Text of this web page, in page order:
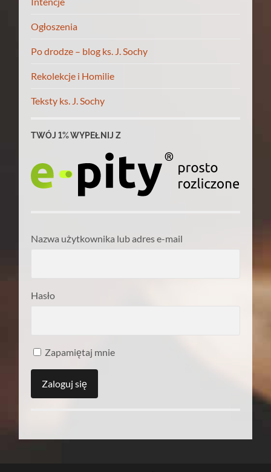
Ogłoszenia
Po drodze – blog ks. J. Sochy
Rekolekcje i Homilie
Teksty ks. J. Sochy
TWÓJ 1% WYPEŁNIJ Z
Nazwa użytkownika lub adres e-mail
Hasło
Zapamiętaj mnie